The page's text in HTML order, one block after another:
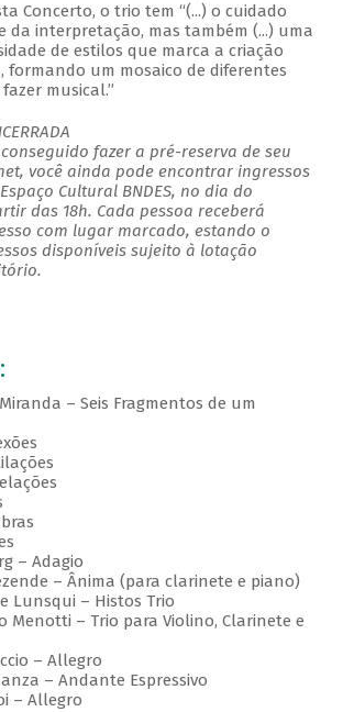
Concerto, o trio tem “(...) o cuidado
da interpretação, mas também (...) uma
de estilos que marca a criação
formando um mosaico de diferentes
musical.”
fazer a pré-reserva de seu
você ainda pode encontrar ingressos
Cultural BNDES, no dia do
das 18h. Cada pessoa receberá
com lugar marcado, estando o
disponíveis sujeito à lotação
– Seis Fragmentos de um
– Adagio
– Ânima (para clarinete e piano)
– Histos Trio
– Trio para Violino, Clarinete e
– Allegro
Andante Espressivo
Allegro